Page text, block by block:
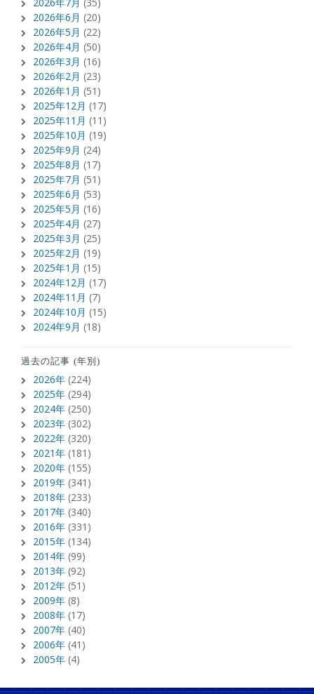
2026年6月 (20)
2026年5月 (22)
2026年4月 (50)
2026年3月 (16)
2026年2月 (23)
2026年1月 (51)
2025年12月 (17)
2025年11月 (11)
2025年10月 (19)
2025年9月 (24)
2025年8月 (17)
2025年7月 (51)
2025年6月 (53)
2025年5月 (16)
2025年4月 (27)
2025年3月 (25)
2025年2月 (19)
2025年1月 (15)
2024年12月 (17)
2024年11月 (7)
2024年10月 (15)
2024年9月 (18)
過去の記事 (年別)
2026年 (224)
2025年 (294)
2024年 (250)
2023年 (302)
2022年 (320)
2021年 (181)
2020年 (155)
2019年 (341)
2018年 (233)
2017年 (340)
2016年 (331)
2015年 (134)
2014年 (99)
2013年 (92)
2012年 (51)
2009年 (8)
2008年 (17)
2007年 (40)
2006年 (41)
2005年 (4)